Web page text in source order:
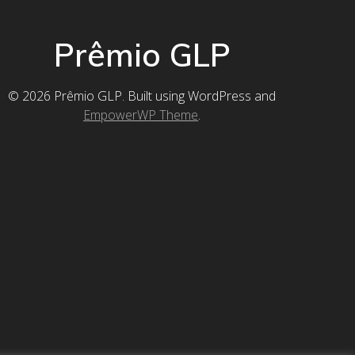
Prêmio GLP
© 2026 Prêmio GLP. Built using WordPress and
EmpowerWP Theme.